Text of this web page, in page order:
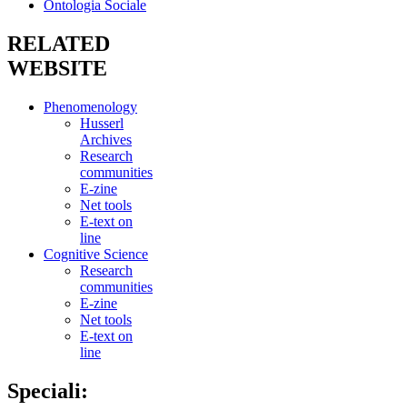
Ontologia Sociale
RELATED
WEBSITE
Phenomenology
Husserl
Archives
Research
communities
E-zine
Net tools
E-text on
line
Cognitive Science
Research
communities
E-zine
Net tools
E-text on
line
Speciali: